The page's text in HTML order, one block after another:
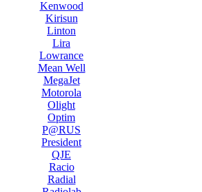
Kenwood
Kirisun
Linton
Lira
Lowrance
Mean Well
MegaJet
Motorola
Olight
Optim
P@RUS
President
QJE
Racio
Radial